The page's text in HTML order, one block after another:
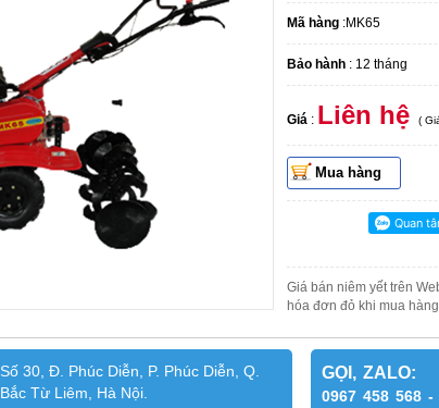
Mã hàng :MK65
Bảo hành : 12 tháng
Giá : Liên hệ (
Mua hàng
Giá bán niêm yết trên
hóa đơn đỏ khi mua
Số 30, Đ. Phúc Diễn, P. Phúc Diễn, Q.
Bắc Từ Liêm, Hà Nội.
GỌI, ZALO:
0967 458 568 -